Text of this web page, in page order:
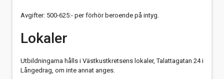
Avgifter: 500-625:- per förhör beroende på intyg.
Lokaler
Utbildningarna hålls i Västkustkretsens lokaler, Talattagatan 24 i
Långedrag, om inte annat anges.